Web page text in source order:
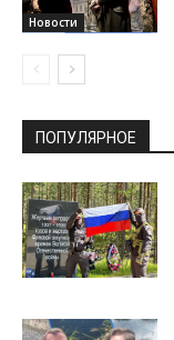
Новости
ПОПУЛЯРНОЕ